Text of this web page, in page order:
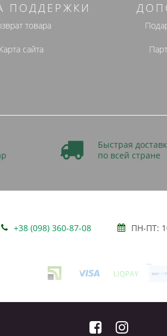
ПОДДЕРЖКИ
товара
Карта сайта
Быстрая
по всей стране
+38 (098) 360-87-08 ПН-ПТ: